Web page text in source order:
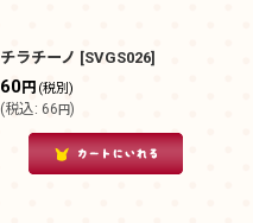
チラチーノ [SVGS026]
60円 (税別)
(税込: 66円)